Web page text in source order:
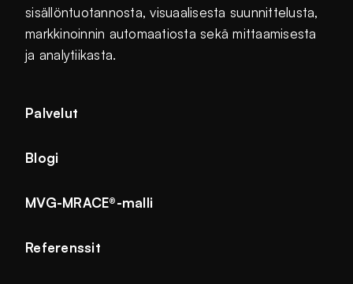
sisällöntuotannosta, visuaalisesta suunnittelusta,
markkinoinnin automaatiosta sekä mittaamisesta
ja analytiikasta.
Palvelut
Blogi
MVG-MRACE®-malli
Referenssit